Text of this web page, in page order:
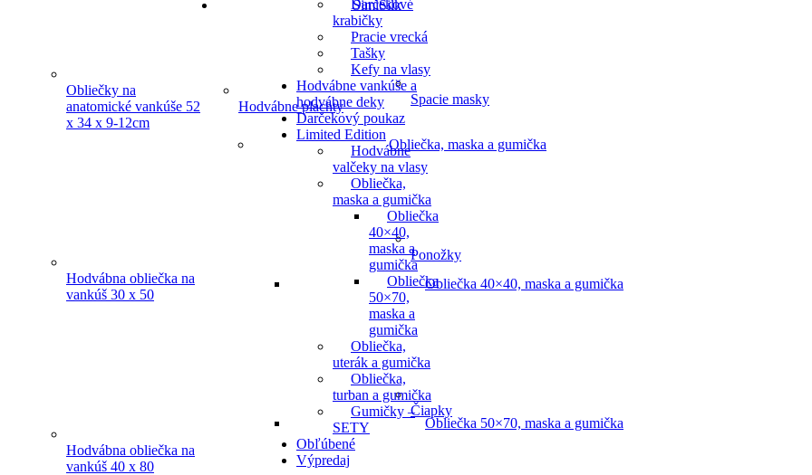
SimiSilk
Obliečka, maska a gumička
Obliečka 40×40, maska a gumička
Obliečka 50×70, maska a gumička
Darčekové
krabičky
Pracie vrecká
Tašky
Kefy na vlasy
Hodvábne vankúše a
hodvábne deky
Darčekový poukaz
Limited Edition
Hodvábne
valčeky na vlasy
Obliečka,
maska a gumička
Obliečka
40×40,
maska a
gumička
Obliečka
50×70,
maska a
gumička
Obliečka,
uterák a gumička
Obliečka,
turban a gumička
Gumičky –
SETY
Obľúbené
Výpredaj
Obliečky na
anatomické vankúše 52
x 34 x 9-12cm
Hodvábna obliečka na
vankúš 30 x 50
Hodvábna obliečka na
vankúš 40 x 80
Hodvábne plachty Spacie masky
Ponožky
Čiapky